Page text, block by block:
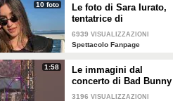
10 foto
Le foto di Sara Iurato,
tentatrice di
Temptation Island 2026
6939 VISUALIZZAZIONI
Spettacolo Fanpage
1:58
Le immagini dal
concerto di Bad Bunny
a Milano
3196 VISUALIZZAZIONI